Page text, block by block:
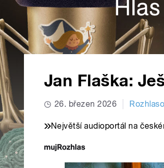
Jan Flaška:
26. březen 2026
Největší audioportál na